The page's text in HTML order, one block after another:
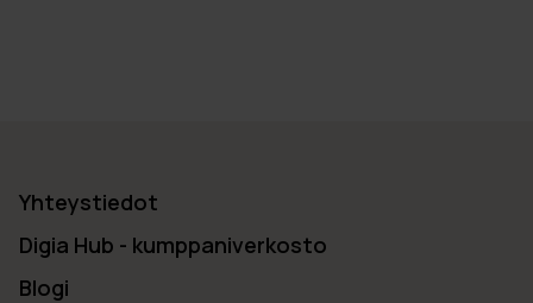
Yhteystiedot
Digia Hub - kumppaniverkosto
Blogi